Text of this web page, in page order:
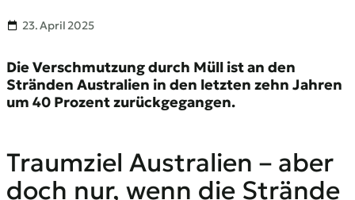
23. April 2025
Die Verschmutzung durch Müll ist an den
Stränden Australien in den letzten zehn Jahren
um 40 Prozent zurückgegangen.
Traumziel Australien – aber
doch nur, wenn die Strände